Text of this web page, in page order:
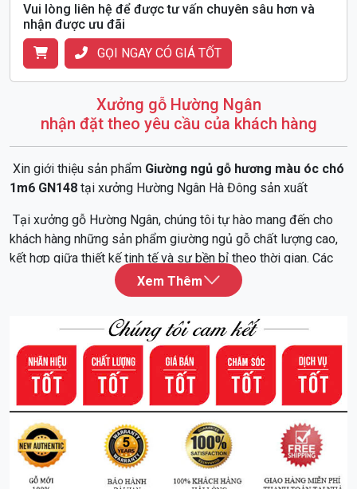
Vui lòng liên hệ để được tư vấn chuyên sâu hơn và
nhận được ưu đãi
GỌI NGAY CÓ GIÁ TỐT
Xưởng gỗ Hường Ngân
nhận đặt theo yêu cầu của khách hàng
Xin giới thiệu sản phẩm Giường ngủ gỗ hương màu óc chó
1m6 GN148 tại xưởng Hường Ngân Hà Đông sản xuất
Tại xưởng gỗ Hường Ngân, chúng tôi tự hào mang đến cho
khách hàng những sản phẩm giường ngủ gỗ chất lượng cao,
kết hợp giữa thiết kế tinh tế và sự bền bỉ theo thời gian. Các
sản phẩm của chúng tôi được chế tác từ gỗ tự nhiên, đảm
bảo an toàn cho sức khỏe và thân thiện với môi trường.